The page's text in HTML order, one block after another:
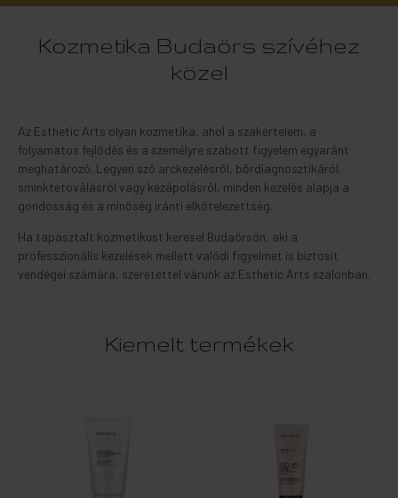
Kozmetika Budaörs szívéhez
közel
Az Esthetic Arts olyan kozmetika, ahol a szakértelem, a
folyamatos fejlődés és a személyre szabott figyelem egyaránt
meghatározó. Legyen szó arckezelésről, bőrdiagnosztikáról,
sminktetoválásról vagy kézápolásról, minden kezelés alapja a
gondosság és a minőség iránti elkötelezettség.
Ha tapasztalt kozmetikust keresel Budaörsön, aki a
professzionális kezelések mellett valódi figyelmet is biztosít
vendégei számára, szeretettel várunk az Esthetic Arts szalonban.
Kiemelt termékek